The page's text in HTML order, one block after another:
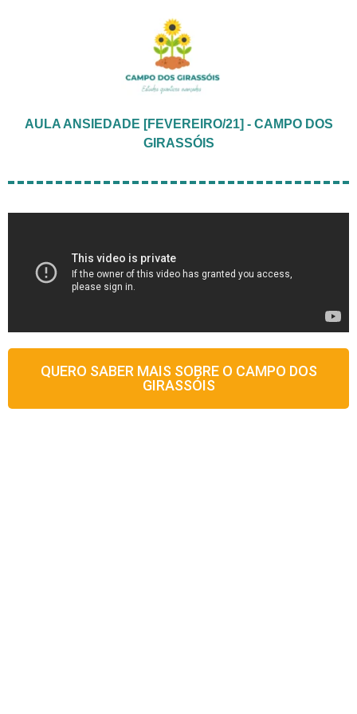
AULA ANSIEDADE [FEVEREIRO/21] - CAMPO DOS
GIRASSÓIS
QUERO SABER MAIS SOBRE O CAMPO DOS
GIRASSÓIS